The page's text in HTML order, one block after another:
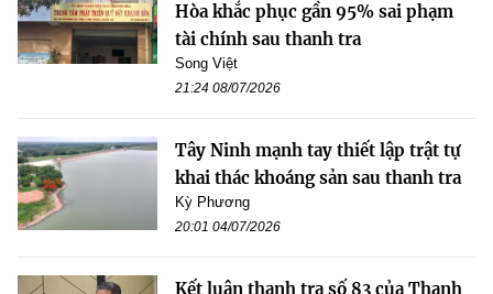
Hòa khắc phục gần 95% sai phạm
tài chính sau thanh tra
Song Việt
21:24 08/07/2026
Tây Ninh mạnh tay thiết lập trật tự
khai thác khoáng sản sau thanh tra
Kỳ Phương
20:01 04/07/2026
Kết luận thanh tra số 83 của Thanh